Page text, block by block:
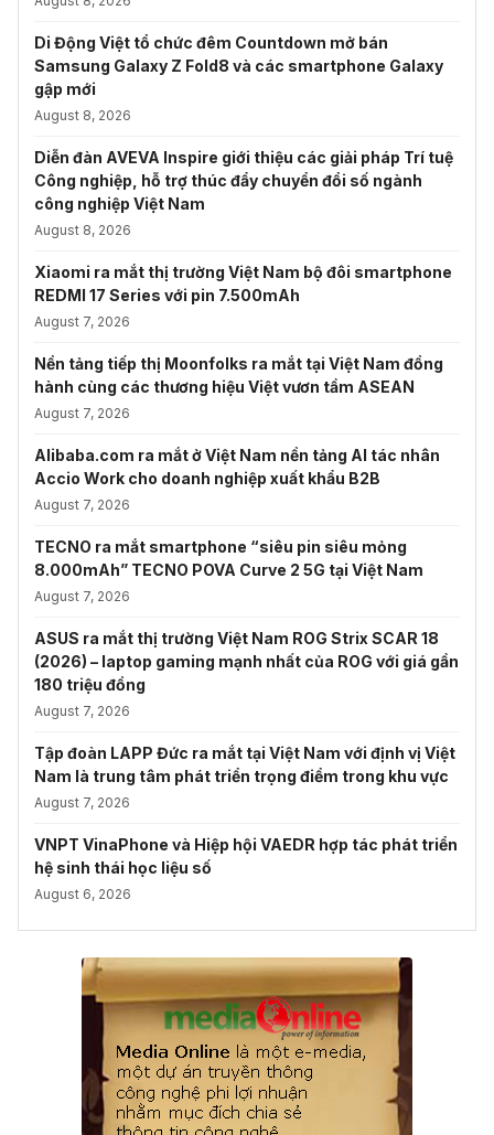
Di Động Việt tổ chức đêm Countdown mở bán
Samsung Galaxy Z Fold8 và các smartphone Galaxy
gập mới
August 8, 2026
Diễn đàn AVEVA Inspire giới thiệu các giải pháp Trí tuệ
Công nghiệp, hỗ trợ thúc đẩy chuyển đổi số ngành
công nghiệp Việt Nam
August 8, 2026
Xiaomi ra mắt thị trường Việt Nam bộ đôi smartphone
REDMI 17 Series với pin 7.500mAh
August 7, 2026
Nền tảng tiếp thị Moonfolks ra mắt tại Việt Nam đồng
hành cùng các thương hiệu Việt vươn tầm ASEAN
August 7, 2026
Alibaba.com ra mắt ở Việt Nam nền tảng AI tác nhân
Accio Work cho doanh nghiệp xuất khẩu B2B
August 7, 2026
TECNO ra mắt smartphone “siêu pin siêu mỏng
8.000mAh” TECNO POVA Curve 2 5G tại Việt Nam
August 7, 2026
ASUS ra mắt thị trường Việt Nam ROG Strix SCAR 18
(2026) – laptop gaming mạnh nhất của ROG với giá gần
180 triệu đồng
August 7, 2026
Tập đoàn LAPP Đức ra mắt tại Việt Nam với định vị Việt
Nam là trung tâm phát triển trọng điểm trong khu vực
August 7, 2026
VNPT VinaPhone và Hiệp hội VAEDR hợp tác phát triển
hệ sinh thái học liệu số
August 6, 2026